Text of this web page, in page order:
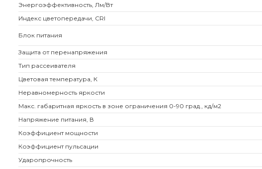
Энергоэффективность, Лм/Вт
Индекс цветопередачи, CRI
Блок питания
Защита от перенапряжения
Тип рассеивателя
Цветовая температура, К
Неравномерность яркости
Макс. габаритная яркость в зоне ограничения 0-90 град., кд/м2
Напряжение питания, В
Коэффициент мощности
Коэффициент пульсации
Ударопрочность